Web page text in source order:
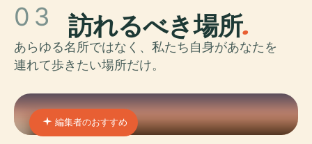
03 訪れるべき場所.
あらゆる名所ではなく、私たち自身があなたを
連れて歩きたい場所だけ。
編集者のおすすめ